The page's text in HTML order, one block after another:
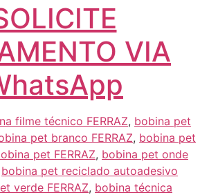
VIA
filme técnico FERRAZ, bobina pet
pet branco FERRAZ, bobina pet
pet FERRAZ, bobina pet onde
bobina pet reciclado autoadesivo
verde FERRAZ, bobina técnica